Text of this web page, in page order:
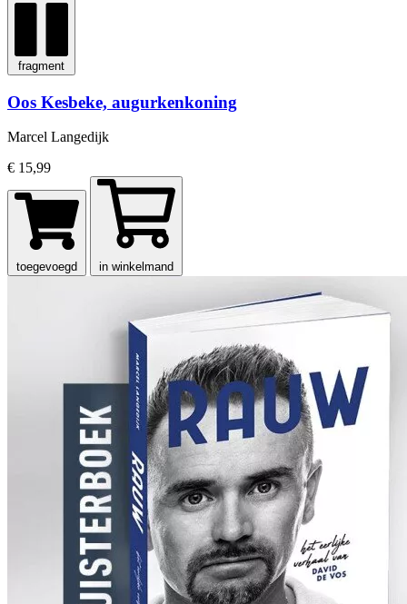
fragment
Oos Kesbeke, augurkenkoning
Marcel Langedijk
€ 15,99
toegevoegd in winkelmand